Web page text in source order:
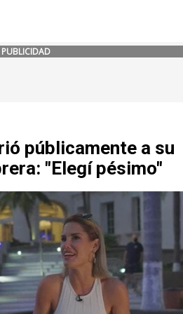
PUBLICIDAD
públicamente a su
"Elegí pésimo"